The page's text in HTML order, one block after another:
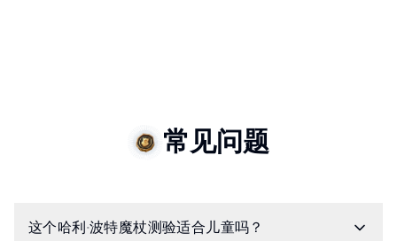
常见问题
这个哈利·波特魔杖测验适合儿童吗？